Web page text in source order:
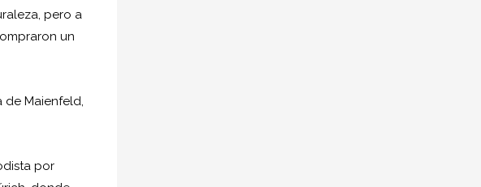
pero a
un
de Maienfeld,
por